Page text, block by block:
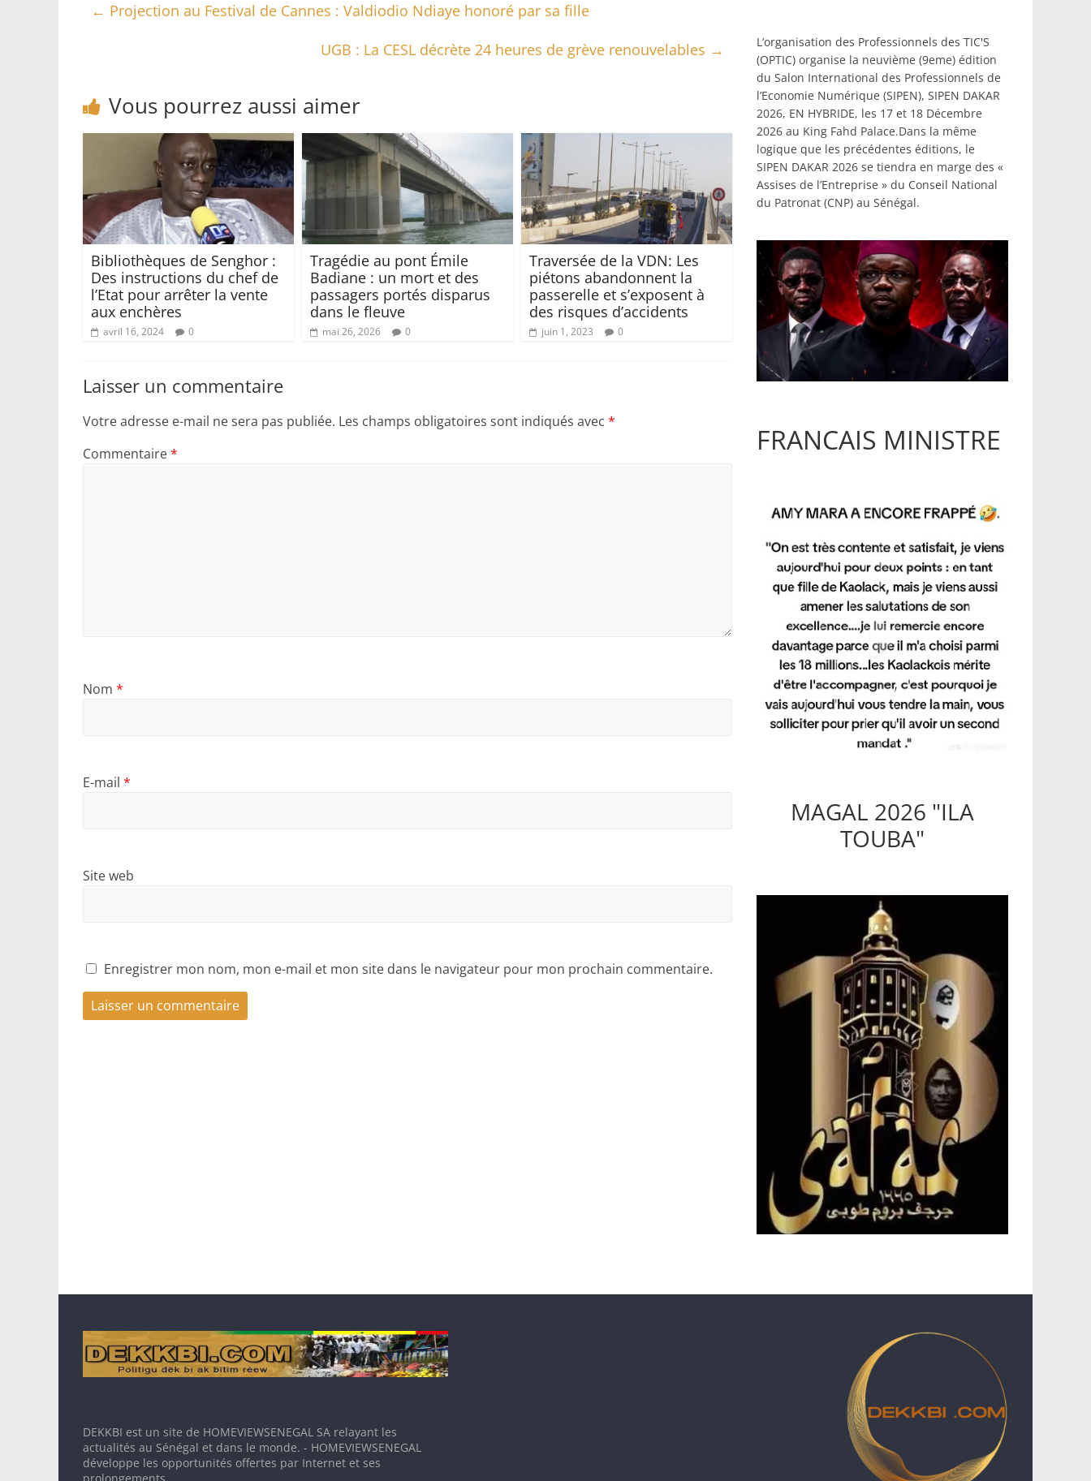
← Projection au Festival de Cannes : Valdiodio Ndiaye honoré par sa fille
UGB : La CESL décrète 24 heures de grève renouvelables →
Vous pourrez aussi aimer
Bibliothèques de Senghor :
Des instructions du chef de
l’Etat pour arrêter la vente
aux enchères
avril 16, 2024 0
Tragédie au pont Émile
Badiane : un mort et des
passagers portés disparus
dans le fleuve
mai 26, 2026 0
Traversée de la VDN: Les
piétons abandonnent la
passerelle et s’exposent à
des risques d’accidents
juin 1, 2023 0
Laisser un commentaire
Votre adresse e-mail ne sera pas publiée. Les champs obligatoires sont indiqués avec *
Commentaire*
Nom *
E-mail *
Site web
Enregistrer mon nom, mon e-mail et mon site dans le navigateur pour mon prochain commentaire.
L’organisation des Professionnels des TIC'S
(OPTIC) organise la neuvième (9eme) édition
du Salon International des Professionnels de
l’Economie Numérique (SIPEN), SIPEN DAKAR
2026, EN HYBRIDE, les 17 et 18 Décembre
2026 au King Fahd Palace.Dans la même
logique que les précédentes éditions, le
SIPEN DAKAR 2026 se tiendra en marge des «
Assises de l’Entreprise » du Conseil National
du Patronat (CNP) au Sénégal.
FRANCAIS MINISTRE
MAGAL 2026 "ILA
TOUBA"
DEKKBI est un site de HOMEVIEWSENEGAL SA relayant les
actualités au Sénégal et dans le monde. - HOMEVIEWSENEGAL
développe les opportunités offertes par Internet et ses